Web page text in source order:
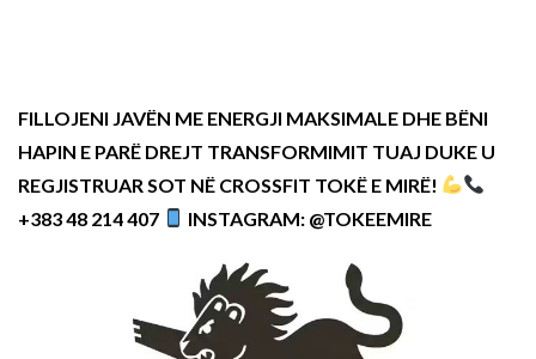
FILLOJENI JAVËN ME ENERGJI MAKSIMALE DHE BËNI
HAPIN E PARË DREJT TRANSFORMIMIT TUAJ DUKE U
REGJISTRUAR SOT NË CROSSFIT TOKË E MIRË!
+383 48 214 407
INSTAGRAM: @TOKEEMIRE